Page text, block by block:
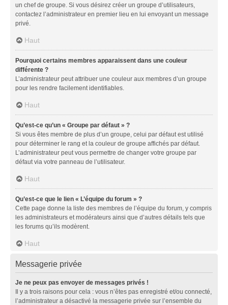
un chef de groupe. Si vous désirez créer un groupe d’utilisateurs,
contactez l’administrateur en premier lieu en lui envoyant un message
privé.
Haut
Pourquoi certains membres apparaissent dans une couleur
différente ?
L’administrateur peut attribuer une couleur aux membres d’un groupe
pour les rendre facilement identifiables.
Haut
Qu’est-ce qu’un « Groupe par défaut » ?
Si vous êtes membre de plus d’un groupe, celui par défaut est utilisé
pour déterminer le rang et la couleur de groupe affichés par défaut.
L’administrateur peut vous permettre de changer votre groupe par
défaut via votre panneau de l’utilisateur.
Haut
Qu’est-ce que le lien « L’équipe du forum » ?
Cette page donne la liste des membres de l’équipe du forum, y compris
les administrateurs et modérateurs ainsi que d’autres détails tels que
les forums qu’ils modèrent.
Haut
Messagerie privée
Je ne peux pas envoyer de messages privés !
Il y a trois raisons pour cela : vous n’êtes pas enregistré et/ou connecté,
l’administrateur a désactivé la messagerie privée sur l’ensemble du